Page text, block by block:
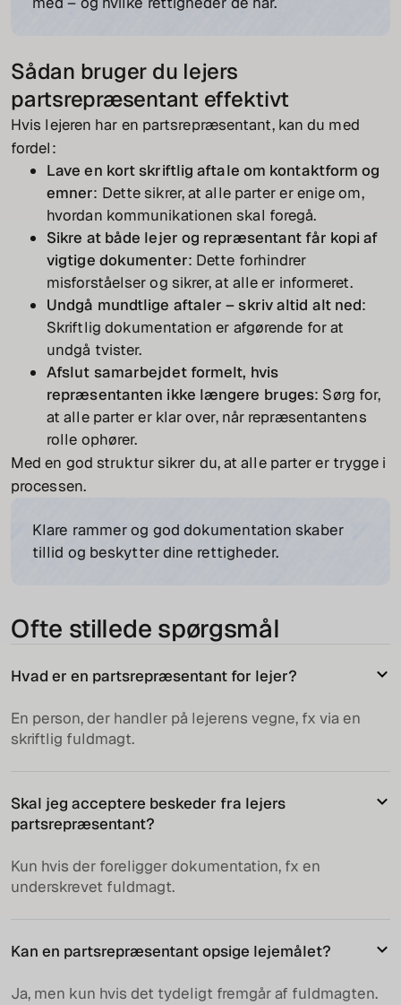
Sådan bruger du lejers
partsrepræsentant effektivt
Hvis lejeren har en partsrepræsentant, kan du med
fordel:
Lave en kort skriftlig aftale om kontaktform og
emner: Dette sikrer, at alle parter er enige om,
hvordan kommunikationen skal foregå.
Sikre at både lejer og repræsentant får kopi af
vigtige dokumenter: Dette forhindrer
misforståelser og sikrer, at alle er informeret.
Undgå mundtlige aftaler – skriv altid alt ned:
Skriftlig dokumentation er afgørende for at
undgå tvister.
Afslut samarbejdet formelt, hvis
repræsentanten ikke længere bruges: Sørg for,
at alle parter er klar over, når repræsentantens
rolle ophører.
Med en god struktur sikrer du, at alle parter er trygge i
processen.
Klare rammer og god dokumentation skaber
tillid og beskytter dine rettigheder.
Ofte stillede spørgsmål
Hvad er en partsrepræsentant for lejer?
En person, der handler på lejerens vegne, fx via en
skriftlig fuldmagt.
Skal jeg acceptere beskeder fra lejers
partsrepræsentant?
Kun hvis der foreligger dokumentation, fx en
underskrevet fuldmagt.
Kan en partsrepræsentant opsige lejemålet?
Ja, men kun hvis det tydeligt fremgår af fuldmagten.